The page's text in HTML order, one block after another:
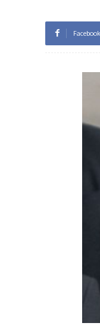
Facebook